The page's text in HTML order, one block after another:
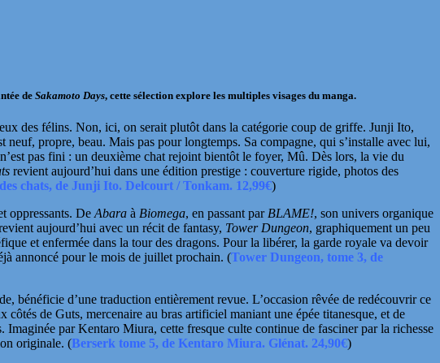
deSakamoto Days, cette sélection explore les multiples visages du manga.
des félins. Non, ici, on serait plutôt dans la catégorie coup de griffe. Junji Ito,
propre, beau. Mais pas pour longtemps. Sa compagne, qui s’installe avec lui,
pas fini : un deuxième chat rejoint bientôt le foyer, Mû. Dès lors, la vie du
revient aujourd’hui dans une édition prestige : couverture rigide, photos des
chats, de Junji Ito. Delcourt / Tonkam. 12,99€)
oppressants. De Abara à Biomega, en passant par BLAME!, son univers organique
aujourd’hui avec un récit de fantasy, Tower Dungeon, graphiquement un peu
et enfermée dans la tour des dragons. Pour la libérer, la garde royale va devoir
annoncé pour le mois de juillet prochain. (Tower Dungeon, tome 3, de
bénéficie d’une traduction entièrement revue. L’occasion rêvée de redécouvrir ce
côtés de Guts, mercenaire au bras artificiel maniant une épée titanesque, et de
Imaginée parKentaro Miura, cette fresque culte continue de fasciner par la richesse
originale. (Berserk tome 5, de Kentaro Miura. Glénat. 24,90€)